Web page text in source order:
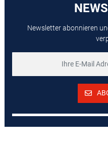
Newsletter abonnieren